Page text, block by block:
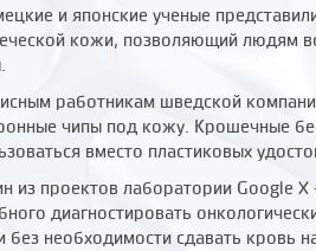
и японские ученые
кожи, позволяющий людям
работникам шведской
чипы под кожу. Крошечные
вместо пластиковых
из проектов лаборатории Google X
диагностировать
без необходимости сдавать кровь